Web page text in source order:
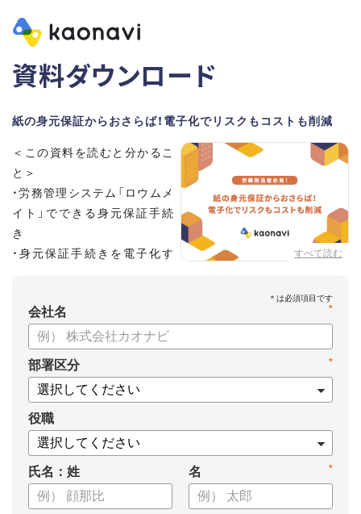
資料ダウンロード
紙の身元保証からおさらば！電子化でリスクもコストも削減
すべて読む
＜この資料を読むと分かるこ
と＞
・労務管理システム「ロウムメ
イト」でできる身元保証手続
き
・身元保証手続きを電子化す
*
会社名
*
部署区分
役職
氏名：姓 *
名